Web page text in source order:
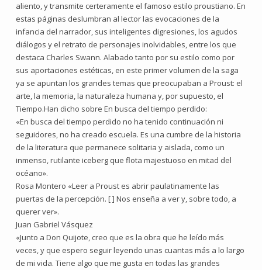
aliento, y transmite certeramente el famoso estilo proustiano. En
estas páginas deslumbran al lector las evocaciones de la
infancia del narrador, sus inteligentes digresiones, los agudos
diálogos y el retrato de personajes inolvidables, entre los que
destaca Charles Swann. Alabado tanto por su estilo como por
sus aportaciones estéticas, en este primer volumen de la saga
ya se apuntan los grandes temas que preocupaban a Proust: el
arte, la memoria, la naturaleza humana y, por supuesto, el
Tiempo.Han dicho sobre En busca del tiempo perdido:
«En busca del tiempo perdido no ha tenido continuación ni
seguidores, no ha creado escuela. Es una cumbre de la historia
de la literatura que permanece solitaria y aislada, como un
inmenso, rutilante iceberg que flota majestuoso en mitad del
océano».
Rosa Montero «Leer a Proust es abrir paulatinamente las
puertas de la percepción. [ ] Nos enseña a ver y, sobre todo, a
querer ver».
Juan Gabriel Vásquez
«Junto a Don Quijote, creo que es la obra que he leído más
veces, y que espero seguir leyendo unas cuantas más a lo largo
de mi vida. Tiene algo que me gusta en todas las grandes